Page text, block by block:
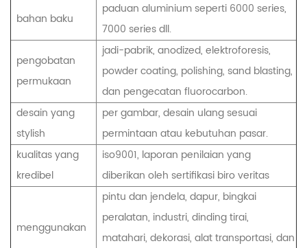
bahan baku
paduan aluminium seperti 6000 series,
7000 series dll.
pengobatan
permukaan
jadi-pabrik, anodized, elektroforesis,
powder coating, polishing, sand blasting,
dan pengecatan fluorocarbon.
desain yang
stylish
per gambar, desain ulang sesuai
permintaan atau kebutuhan pasar.
kualitas yang
kredibel
iso9001, laporan penilaian yang
diberikan oleh sertifikasi biro veritas
menggunakan
pintu dan jendela, dapur, bingkai
peralatan, industri, dinding tirai,
matahari, dekorasi, alat transportasi, dan